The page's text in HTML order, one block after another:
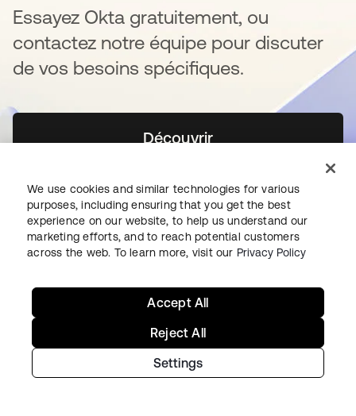
Essayez Okta gratuitement, ou
contactez notre équipe pour discuter
de vos besoins spécifiques.
Découvrirs’ouvre dans un nouvel
Nous contacter
Premiers pas avec Okta
We use cookies and similar technologies for various
purposes, including ensuring that you get the best
experience on our website, to help us understand our
marketing efforts, and to reach potential customers
across the web. To learn more, visit our Privacy Policy
Settings
Reject All
Accept All